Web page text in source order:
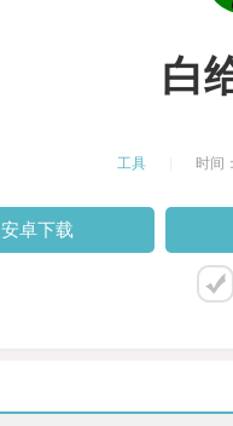
白
工具 时间
安卓下载